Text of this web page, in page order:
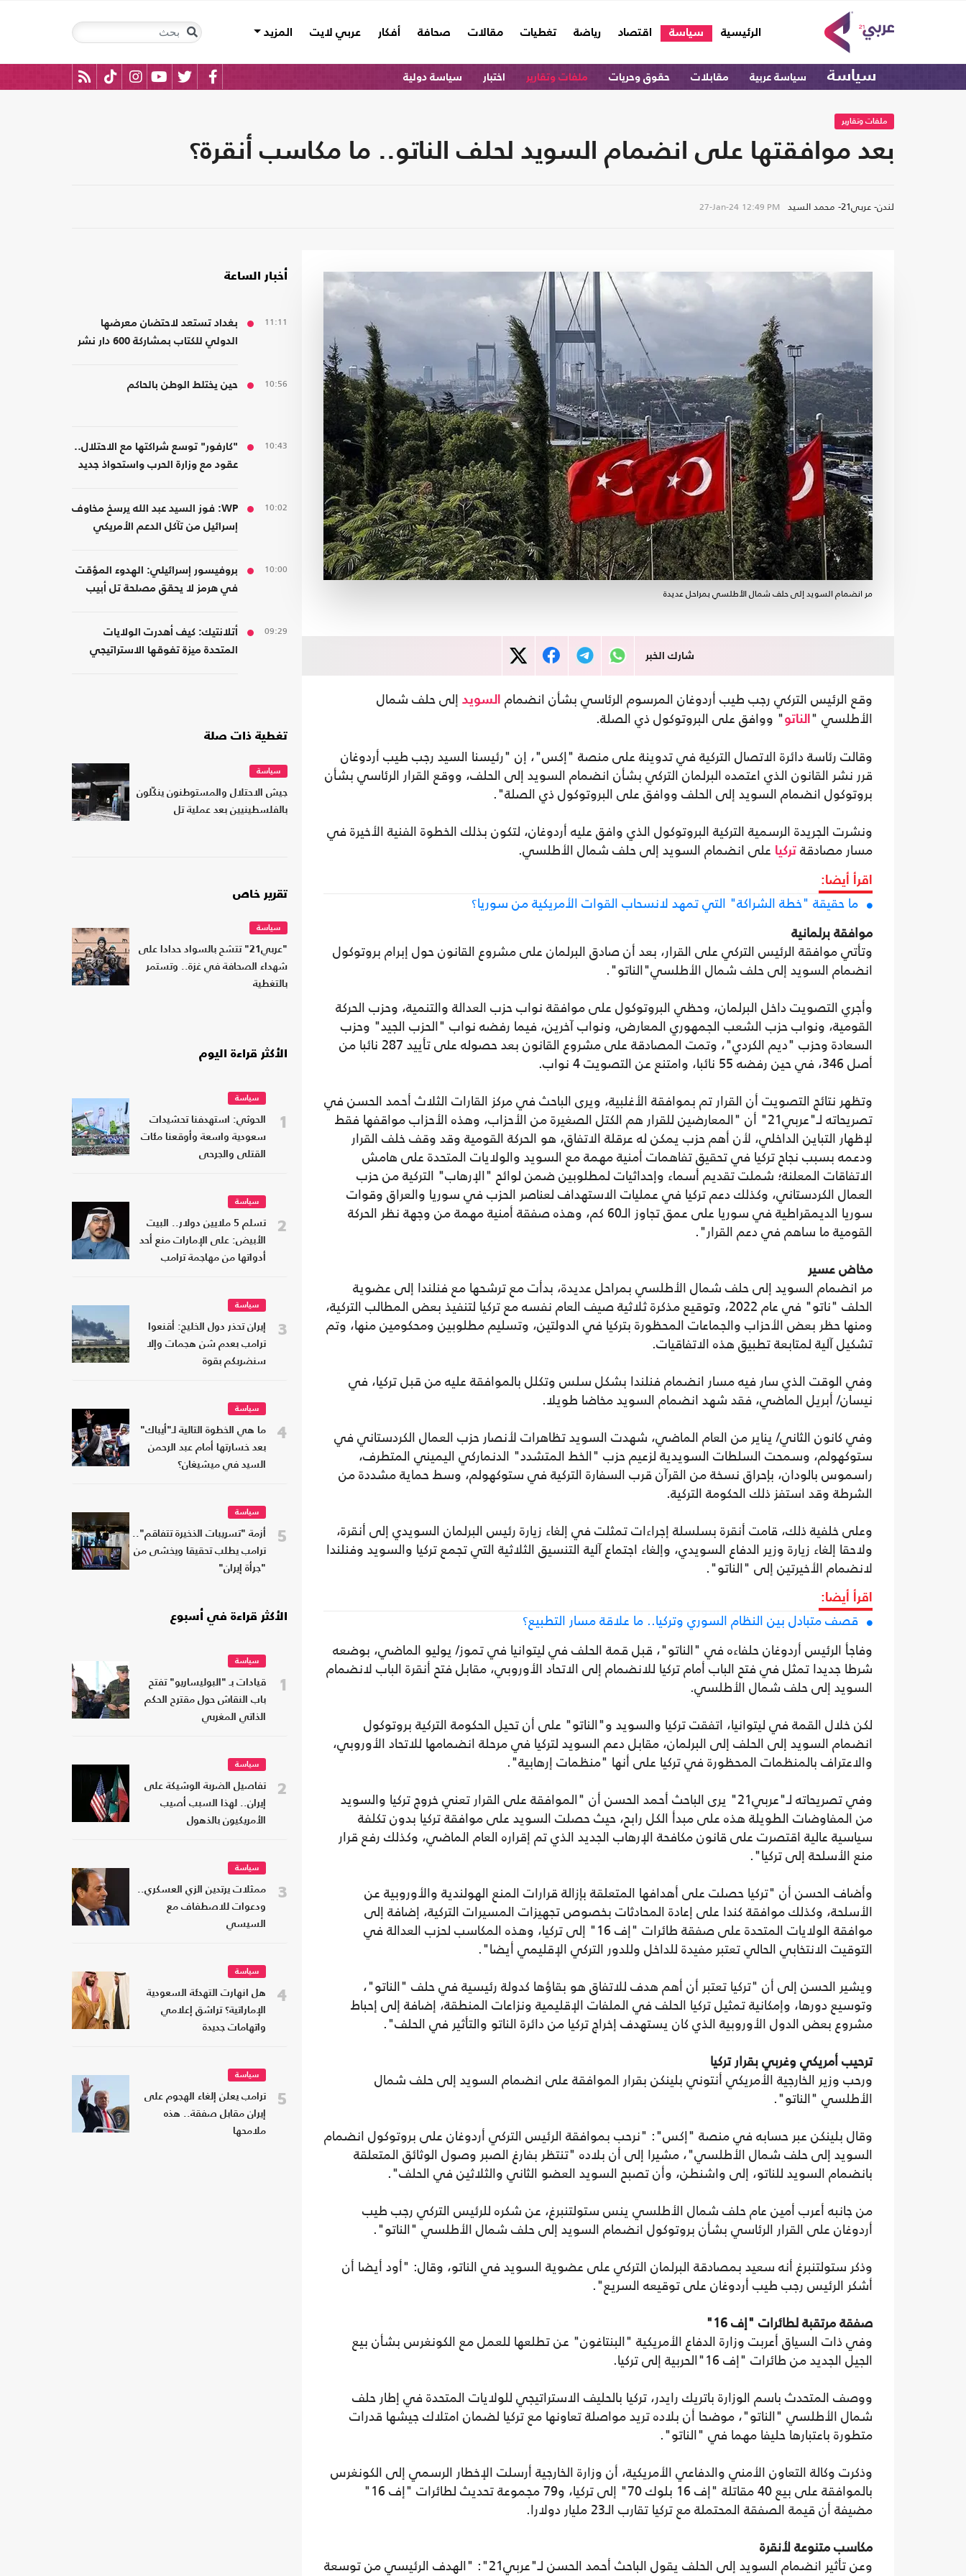
الرئيسية
(current) سياسة اقتصاد رياضة تغطيات مقالات صحافة أفكار عربي لايت المزيد
سياسة سياسة عربية مقابلات حقوق وحريات ملفات وتقارير اختبار سياسة دولية
ملفات وتقارير
بعد موافقتها على انضمام السويد لحلف الناتو.. ما مكاسب أنقرة؟
لندن- عربي21- محمد السيد 27-Jan-24 12:49 PM
مر انضمام السويد إلى حلف شمال الأطلسي بمراحل عديدة
شارك الخبر
وقع الرئيس التركي رجب طيب أردوغان المرسوم الرئاسي بشأن انضمام السويد إلى حلف شمال
الأطلسي " الناتو" ووافق على البروتوكول ذي الصلة.
وقالت رئاسة دائرة الاتصال التركية في تدوينة على منصة "إكس"، إن "رئيسنا السيد رجب طيب أردوغان
قرر نشر القانون الذي اعتمده البرلمان التركي بشأن انضمام السويد إلى الحلف، ووقع القرار الرئاسي بشأن
بروتوكول انضمام السويد إلى الحلف ووافق على البروتوكول ذي الصلة".
ونشرت الجريدة الرسمية التركية البروتوكول الذي وافق عليه أردوغان، لتكون بذلك الخطوة الفنية الأخيرة في
مسار مصادقة تركيا على انضمام السويد إلى حلف شمال الأطلسي.
اقرأ أيضا:
ما حقيقة "خطة الشراكة" التي تمهد لانسحاب القوات الأمريكية من سوريا؟
موافقة برلمانية
وتأتي موافقة الرئيس التركي على القرار، بعد أن صادق البرلمان على مشروع القانون حول إبرام بروتوكول
انضمام السويد إلى حلف شمال الأطلسي"الناتو".
وأجري التصويت داخل البرلمان، وحظي البروتوكول على موافقة نواب حزب العدالة والتنمية، وحزب الحركة
القومية، ونواب حزب الشعب الجمهوري المعارض، ونواب آخرين، فيما رفضه نواب "الحزب الجيد" وحزب
السعادة وحزب "ديم الكردي"، وتمت المصادقة على مشروع القانون بعد حصوله على تأييد 287 نائبا من
أصل 346، في حين رفضه 55 نائبا، وامتنع عن التصويت 4 نواب.
وتظهر نتائج التصويت أن القرار تم بموافقة الأغلبية، ويرى الباحث في مركز القارات الثلاث أحمد الحسن في
تصريحاته لـ"عربي21" أن "المعارضين للقرار هم الكتل الصغيرة من الأحزاب، وهذه الأحزاب مواقفها فقط
لإظهار التباين الداخلي، لأن أهم حزب يمكن له عرقلة الاتفاق، هو الحركة القومية وقد وقف خلف القرار
ودعمه بسبب نجاح تركيا في تحقيق تفاهمات أمنية مهمة مع السويد والولايات المتحدة على هامش
الاتفاقات المعلنة؛ شملت تقديم أسماء وإحداثيات لمطلوبين ضمن لوائح "الإرهاب" التركية من حزب
العمال الكردستاني، وكذلك دعم تركيا في عمليات الاستهداف لعناصر الحزب في سوريا والعراق وقوات
سوريا الديمقراطية في سوريا على عمق تجاوز الـ60 كم، وهذه صفقة أمنية مهمة من وجهة نظر الحركة
القومية ما ساهم في دعم القرار".
مخاض عسير
مر انضمام السويد إلى حلف شمال الأطلسي بمراحل عديدة، بدأت مع ترشحها مع فنلندا إلى عضوية
الحلف "ناتو" في عام 2022، وتوقيع مذكرة ثلاثية صيف العام نفسه مع تركيا لتنفيذ بعض المطالب التركية،
ومنها حظر بعض الأحزاب والجماعات المحظورة بتركيا في الدولتين، وتسليم مطلوبين ومحكومين منها، وتم
تشكيل آلية لمتابعة تطبيق هذه الاتفاقيات.
وفي الوقت الذي سار فيه مسار انضمام فنلندا بشكل سلس وتكلل بالموافقة عليه من قبل تركيا، في
نيسان/ أبريل الماضي، فقد شهد انضمام السويد مخاضا طويلا.
وفي كانون الثاني/ يناير من العام الماضي، شهدت السويد تظاهرات لأنصار حزب العمال الكردستاني في
ستوكهولم، وسمحت السلطات السويدية لزعيم حزب "الخط المتشدد" الدنماركي اليميني المتطرف،
راسموس بالودان، بإحراق نسخة من القرآن قرب السفارة التركية في ستوكهولم، وسط حماية مشددة من
الشرطة وقد استفز ذلك الحكومة التركية.
وعلى خلفية ذلك، قامت أنقرة بسلسلة إجراءات تمثلت في إلغاء زيارة رئيس البرلمان السويدي إلى أنقرة،
ولاحقا إلغاء زيارة وزير الدفاع السويدي، وإلغاء اجتماع آلية التنسيق الثلاثية التي تجمع تركيا والسويد وفنلندا
لانضمام الأخيرتين إلى "الناتو".
اقرأ أيضا:
قصف متبادل بين النظام السوري وتركيا.. ما علاقة مسار التطبيع؟
وفاجأ الرئيس أردوغان حلفاءه في "الناتو"، قبل قمة الحلف في ليتوانيا في تموز/ يوليو الماضي، بوضعه
شرطا جديدا تمثل في فتح الباب أمام تركيا للانضمام إلى الاتحاد الأوروبي، مقابل فتح أنقرة الباب لانضمام
السويد إلى حلف شمال الأطلسي.
لكن خلال القمة في ليتوانيا، اتفقت تركيا والسويد و"الناتو" على أن تحيل الحكومة التركية بروتوكول
انضمام السويد إلى الحلف إلى البرلمان، مقابل دعم السويد لتركيا في مرحلة انضمامها للاتحاد الأوروبي،
والاعتراف بالمنظمات المحظورة في تركيا على أنها "منظمات إرهابية".
وفي تصريحاته لـ"عربي21" يرى الباحث أحمد الحسن أن "الموافقة على القرار تعني خروج تركيا والسويد
من المفاوضات الطويلة هذه على مبدأ الكل رابح، حيث حصلت السويد على موافقة تركيا بدون تكلفة
سياسية عالية اقتصرت على قانون مكافحة الإرهاب الجديد الذي تم إقراره العام الماضي، وكذلك رفع قرار
منع الأسلحة إلى تركيا".
وأضاف الحسن أن "تركيا حصلت على أهدافها المتعلقة بإزالة قرارات المنع الهولندية والأوروبية عن
الأسلحة، وكذلك موافقة كندا على إعادة المحادثات بخصوص تجهيزات المسيرات التركية، إضافة إلى
موافقة الولايات المتحدة على صفقة طائرات "إف 16" إلى تركيا، وهذه المكاسب لحزب العدالة في
التوقيت الانتخابي الحالي تعتبر مفيدة للداخل وللدور التركي الإقليمي أيضا".
ويشير الحسن إلى أن "تركيا تعتبر أن أهم هدف للاتفاق هو بقاؤها كدولة رئيسية في حلف "الناتو"،
وتوسيع دورها، وإمكانية تمثيل تركيا الحلف في الملفات الإقليمية ونزاعات المنطقة، إضافة إلى إحباط
مشروع بعض الدول الأوروبية الذي كان يستهدف إخراج تركيا من دائرة الناتو والتأثير في الحلف".
ترحيب أمريكي وغربي بقرار تركيا
ورحب وزير الخارجية الأمريكي أنتوني بلينكن بقرار الموافقة على انضمام السويد إلى حلف شمال
الأطلسي "الناتو".
وقال بلينكن عبر حسابه في منصة "إكس": "نرحب بموافقة الرئيس التركي أردوغان على بروتوكول انضمام
السويد إلى حلف شمال الأطلسي"، مشيرا إلى أن بلاده "تنتظر بفارغ الصبر وصول الوثائق المتعلقة
بانضمام السويد للناتو، إلى واشنطن، وأن تصبح السويد العضو الثاني والثلاثين في الحلف".
من جانبه أعرب أمين عام حلف شمال الأطلسي ينس ستولتنبرغ، عن شكره للرئيس التركي رجب طيب
أردوغان على القرار الرئاسي بشأن بروتوكول انضمام السويد إلى حلف شمال الأطلسي "الناتو".
وذكر ستولتنبرغ أنه سعيد بمصادقة البرلمان التركي على عضوية السويد في الناتو، وقال: "أود أيضا أن
أشكر الرئيس رجب طيب أردوغان على توقيعه السريع".
صفقة مرتقبة لطائرات "إف 16"
وفي ذات السياق أعربت وزارة الدفاع الأمريكية "البنتاغون" عن تطلعها للعمل مع الكونغرس بشأن بيع
الجيل الجديد من طائرات "إف 16"الحربية إلى تركيا.
ووصف المتحدث باسم الوزارة باتريك رايدر، تركيا بالحليف الاستراتيجي للولايات المتحدة في إطار حلف
شمال الأطلسي "الناتو"، موضحا أن بلاده تريد مواصلة تعاونها مع تركيا لضمان امتلاك جيشها قدرات
متطورة باعتبارها حليفا مهما في "الناتو".
وذكرت وكالة التعاون الأمني والدفاعي الأمريكية، أن وزارة الخارجية أرسلت الإخطار الرسمي إلى الكونغرس
بالموافقة على بيع 40 مقاتلة "إف 16 بلوك 70" إلى تركيا، و79 مجموعة تحديث لطائرات "إف 16"
مضيفة أن قيمة الصفقة المحتملة مع تركيا تقارب الـ23 مليار دولارا.
مكاسب متنوعة لأنقرة
وعن تأثير انضمام السويد إلى الحلف يقول الباحث أحمد الحسن لـ"عربي21": "الهدف الرئيسي من توسعة
أخبار الساعة
11:11
بغداد تستعد لاحتضان معرضها
الدولي للكتاب بمشاركة 600 دار نشر
10:56 حين يختلط الوطن بالحاكم
10:43
"كارفور" توسع شراكتها مع الاحتلال..
عقود مع وزارة الحرب واستحواذ جديد
10:02
WP: فوز السيد عبد الله يرسخ مخاوف
إسرائيل من تآكل الدعم الأمريكي
10:00
بروفيسور إسرائيلي: الهدوء المؤقت
في هرمز لا يحقق مصلحة تل أبيب
09:29
أتلانتيك: كيف أهدرت الولايات
المتحدة ميزة تفوقها الاستراتيجي
تغطية ذات صلة
سياسة
جيش الاحتلال والمستوطنون ينكّلون
بالفلسطينيين بعد عملية تل
تقرير خاص
سياسة
"عربي21" تتشح بالسواد حدادا على
شهداء الصحافة في غزة.. وتستمر
بالتغطية
الأكثر قراءة اليوم
1
سياسة
الحوثي: استهدفنا تحشيدات
سعودية واسعة وأوقعنا مئات
القتلى والجرحى
2
سياسة
تسلم 5 ملايين دولار.. البيت
الأبيض: على الإمارات منع أحد
أدواتها من مهاجمة ترامب
3
سياسة
إيران تحذر دول الخليج: أقنعوا
ترامب بعدم شن هجمات وإلا
سنضربكم بقوة
4
سياسة
ما هي الخطوة التالية لـ"أيباك"
بعد خسارتها أمام عبد الرحمن
السيد في ميشيغان؟
5
سياسة
أزمة "تسريبات الذخيرة تتفاقم"..
ترامب يطلب تحقيقا ويخشى من
"جرأة إيران"
الأكثر قراءة في أسبوع
1
سياسة
قيادات بـ "البوليساريو" تفتح
باب النقاش حول مقترح الحكم
الذاتي المغربي
2
سياسة
تفاصيل الضربة الوشيكة على
إيران.. لهذا السبب أصيب
الأمريكيون بالذهول
3
سياسة
ممثلات يرتدين الزي العسكري..
ودعوات للاصطفاف مع
السيسي
4
سياسة
هل انهارت التهدئة السعودية
الإماراتية؟ تراشق إعلامي
واتهامات جديدة
5
سياسة
ترامب يعلن إلغاء الهجوم على
إيران مقابل صفقة.. هذه
ملامحها